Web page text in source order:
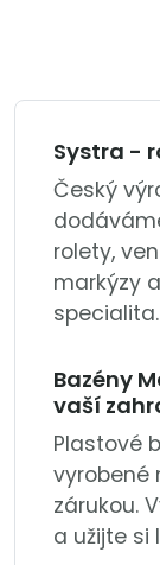
Systra -
Český
rolety,
markýzy
specialita.
Bazény
vaší
Plastové
vyrobené
zárukou.
a užijte si